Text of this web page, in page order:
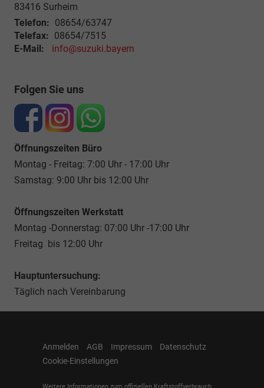
83416 Surheim
Telefon: 08654/63747
Telefax: 08654/7515
E-Mail:
info@suzuki.bayern
Folgen Sie uns
Öffnungszeiten Büro
Montag - Freitag: 7:00 Uhr - 17:00 Uhr
Samstag: 9:00 Uhr bis 12:00 Uhr
Öffnungszeiten Werkstatt
Montag -Donnerstag: 07:00 Uhr -17:00 Uhr
Freitag bis 12:00 Uhr
Hauptuntersuchung:
Täglich nach Vereinbarung
Anmelden AGB Impressum
Datenschutz
Cookie-Einstellungen